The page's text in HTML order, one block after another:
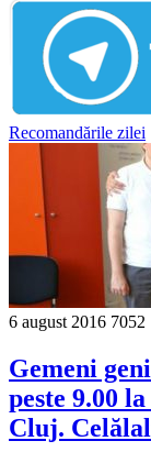
Recomandările zilei
6 august 2016 7052
Gemeni
peste 9.00
Cluj.